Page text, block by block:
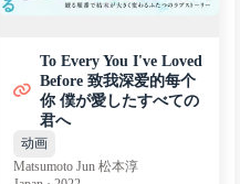
To Every You I've Loved
Before 致我深爱的每个
你 僕が愛したすべての
君へ
动画
Matsumoto Jun 松本淳